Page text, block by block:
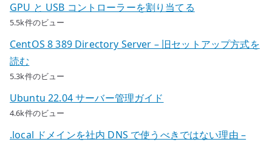
GPU と USB コントローラーを割り当てる
5.5k件のビュー
CentOS 8 389 Directory Server – 旧セットアップ方式を
読む
5.3k件のビュー
Ubuntu 22.04 サーバー管理ガイド
4.6k件のビュー
.local ドメインを社内 DNS で使うべきではない理由 –